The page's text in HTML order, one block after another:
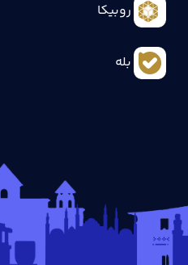
روبیکا
بله